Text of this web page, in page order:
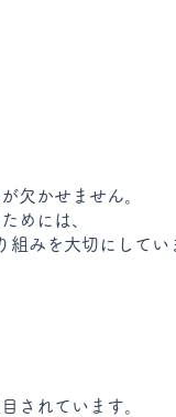
欠かせません。
めには、
みを大切にしてい
されています。